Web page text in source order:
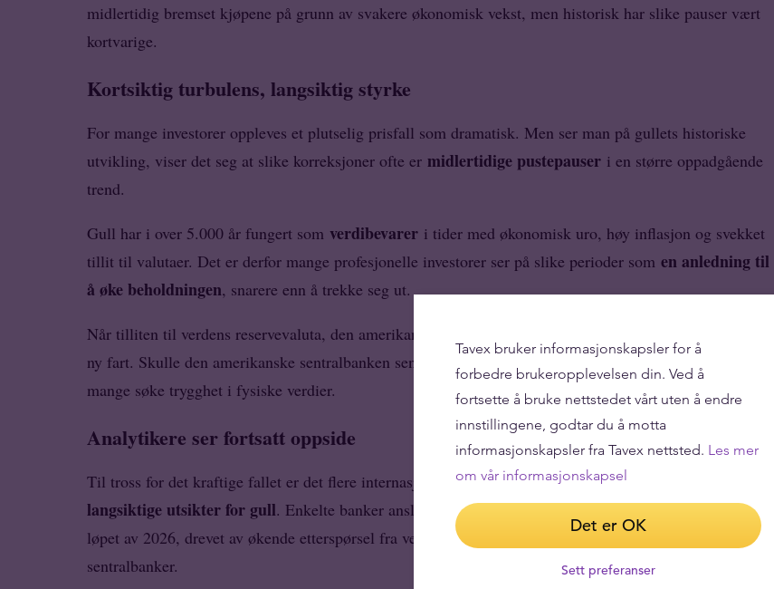
midlertidig bremset kjøpene på grunn av svakere økonomisk vekst, men historisk har slike pauser vært
kortvarige.
Kortsiktig turbulens, langsiktig styrke
For mange investorer oppleves et plutselig prisfall som dramatisk. Men ser man på gullets historiske
utvikling, viser det seg at slike korreksjoner ofte er midlertidige pustepauser i en større oppadgående
trend.
Gull har i over 5.000 år fungert som verdibevarer i tider med økonomisk uro, høy inflasjon og svekket
tillit til valutaer. Det er derfor mange profesjonelle investorer ser på slike perioder som en anledning til
å øke beholdningen, snarere enn å trekke seg ut.
Når tilliten til verdens reservevaluta, den amerikanske dollaren, igjen blir satt på prøve, kan gullprisen få
ny fart. Skulle den amerikanske sentralbanken senke rentene i et klima med fortsatt høy inflasjon, vil
mange søke trygghet i fysiske verdier.
Analytikere ser fortsatt oppside
Til tross for det kraftige fallet er det flere internasjonale analysemiljøer som fortsatt har
langsiktige utsikter for gull. Enkelte banker anslår at prisen kan stige til rundt5.000 dollar per unse
løpet av 2026, drevet av økende etterspørsel fra vestlige investeringsfond og fortsatt sterke kjøp fra
sentralbanker.
Tavex bruker informasjonskapsler for å
forbedre brukeropplevelsen din. Ved å
fortsette å bruke nettstedet vårt uten å endre
innstillingene, godtar du å motta
informasjonskapsler fra Tavex nettsted. Les mer
om vår informasjonskapsel
Det er OK
Sett preferanser